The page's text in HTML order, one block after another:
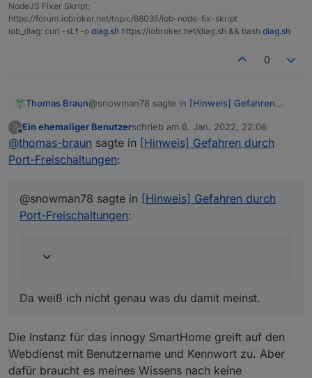
NodeJS Fixer Skript:
https://forum.iobroker.net/topic/68035/iob-node-fix-skript
iob_diag: curl -sLf -o diag.sh https://iobroker.net/diag.sh && bash diag.sh
0
Thomas Braun@snowman78 sagte in [Hinweis] Gefahren
Da habe ich nach Außen nur den Zugriff
müssen
Da weiß ich nicht genau was du damit meinst.
Zugriff von ioBroker auf meine Fritz!Box,
um die DECT-Geräte abzufragen...
?
Offline
Ein ehemaliger Benutzerschrieb am 6. Jan. 2022, 22:06
zuletzt editiert von
@thomas-braun sagte in [Hinweis] Gefahren durch
Port-Freischaltungen:
@snowman78 sagte in [Hinweis] Gefahren durch
Port-Freischaltungen:
Da weiß ich nicht genau was du damit meinst.
Die Instanz für das innogy SmartHome greift auf den
Webdienst mit Benutzername und Kennwort zu. Aber
dafür braucht es meines Wissens nach keine